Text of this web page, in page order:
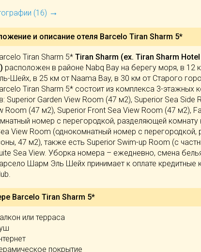
(16) →
и описание отеля Barcelo Tiran Sharm 5*
Tiran Sharm 5* Tiran Sharm (ex. Tiran Sharm
расположен в районе Nabq Bay на берегу моря, в 12
Шейх, в 25 км от Naama Bay, в 30 км от Старого
Tiran Sharm 5* состоит из комплекса 3-этажных
Superior Garden View Room (47 м2), Superior Sea Side
Room (47 м2), Superior Front Sea View Room (47 м2),
номер с перегородкой, разделяющей комнату
View Room (однокомнатный номер с
47 м2), также есть Superior Swim-up Room (с
Sea View. Уборка номера – ежедневно, смена
Шарм Эль Шейх принимает к оплате кредитные
Barcelo Tiran Sharm 5*
или терраса
покрытие